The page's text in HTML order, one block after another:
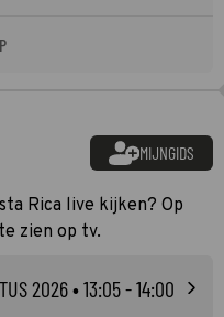
MIJNGIDS
Rica live kijken? Op
zien op tv.
2026• 13:05 - 14:00